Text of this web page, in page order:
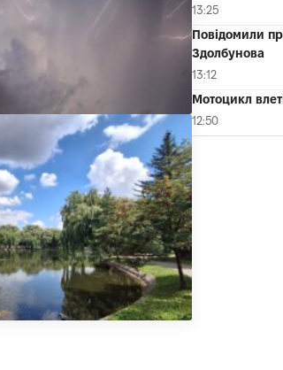
13:25
Повідомили
Здолбунова
13:12
Мотоцикл
12:50